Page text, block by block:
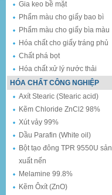
Gia keo bề mặt
Phẩm màu cho giấy bao bì
Phẩm màu cho giấy bìa màu
Hóa chất cho giấy tráng phủ
Chất phá bọt
Hóa chất xử lý nước thải
HÓA CHẤT CÔNG NGHIỆP
Axít Stearic (Stearic acid)
Kẽm Chloride ZnCl2 98%
Xút vảy 99%
Dầu Parafin (White oil)
Bột tạo đông TPR 9550U sản
xuất nến
Melamine 99.8%
Kẽm Ôxít (ZnO)